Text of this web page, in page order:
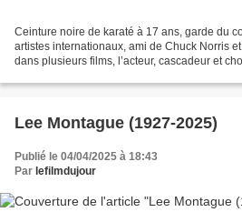
Ceinture noire de karaté à 17 ans, garde du
artistes internationaux, ami de Chuck Norris
dans plusieurs films, l’acteur, cascadeur et
Lee Montague (1927-2025)
Publié le 04/04/2025 à 18:43
Par lefilmdujour